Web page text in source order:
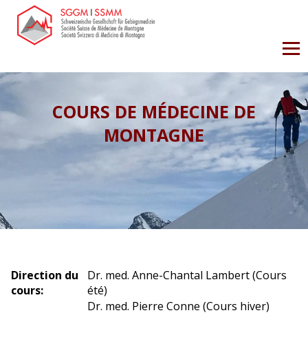
COURS DE MÉDECINE DE
MONTAGNE
Direction du
cours:
Dr. med. Anne-Chantal Lambert (Cours
été)
Dr. med. Pierre Conne (Cours hiver)